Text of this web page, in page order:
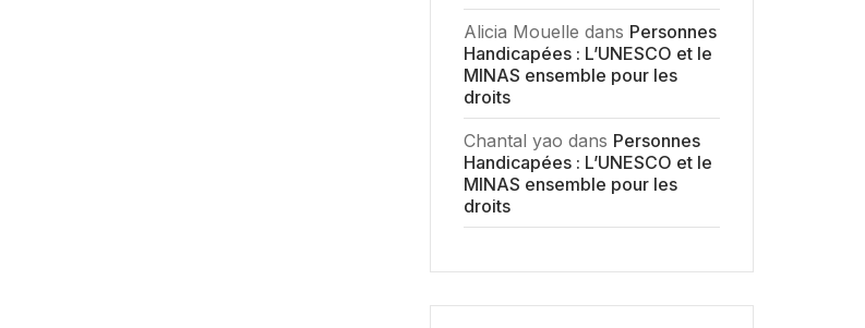
Alicia Mouelle dans Personnes
Handicapées : L’UNESCO et le
MINAS ensemble pour les
droits
Chantal yao dans Personnes
Handicapées : L’UNESCO et le
MINAS ensemble pour les
droits